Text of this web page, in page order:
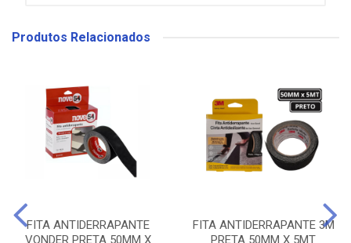
Produtos Relacionados
FITA ANTIDERRAPANTE
VONDER PRETA 50MM X
FITA ANTIDERRAPANTE 3M
PRETA 50MM X 5MT